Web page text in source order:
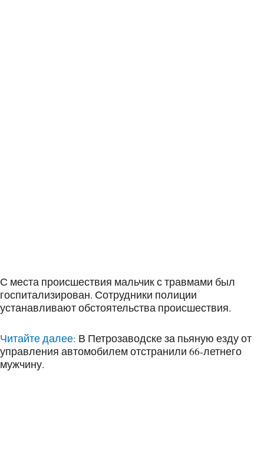
С места происшествия мальчик с травмами был
госпитализирован. Сотрудники полиции
устанавливают обстоятельства происшествия.
Читайте далее: В Петрозаводске за пьяную езду от
управления автомобилем отстранили 66-летнего
мужчину.